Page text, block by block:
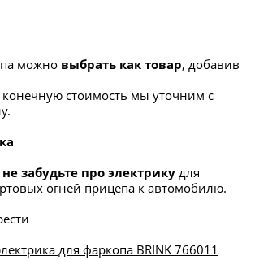
можно выбрать как товар, добавив
конечную стоимость мы уточним с
не забудьте про электрику для
огней прицепа к автомобилю.
для фаркопа BRINK 766011